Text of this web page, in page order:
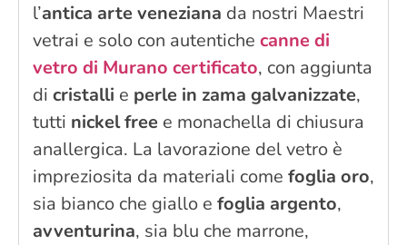
l’antica arte veneziana da nostri Maestri
vetrai e solo con autentiche canne di
vetro di Murano certificato, con aggiunta
di cristalli e perle in zama galvanizzate,
tutti nickel free e monachella di chiusura
anallergica. La lavorazione del vetro è
impreziosita da materiali come foglia oro,
sia bianco che giallo e foglia argento,
avventurina, sia blu che marrone,